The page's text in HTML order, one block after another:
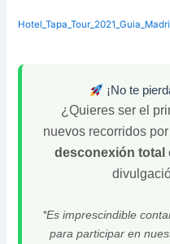
¡No te
¿Quieres ser el
nuevos recorridos
desconexión total
*Es imprescindible
para participar en